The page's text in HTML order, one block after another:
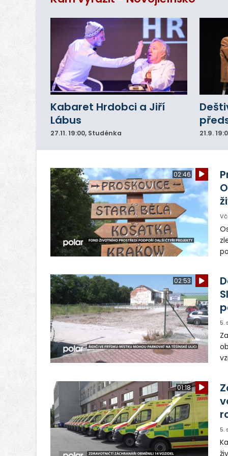
Kabaret Hrdobci a Jiří
Lábus
27.11.19:00, Studénka 21.9.
02:46
02:53
5.
01:18
5.